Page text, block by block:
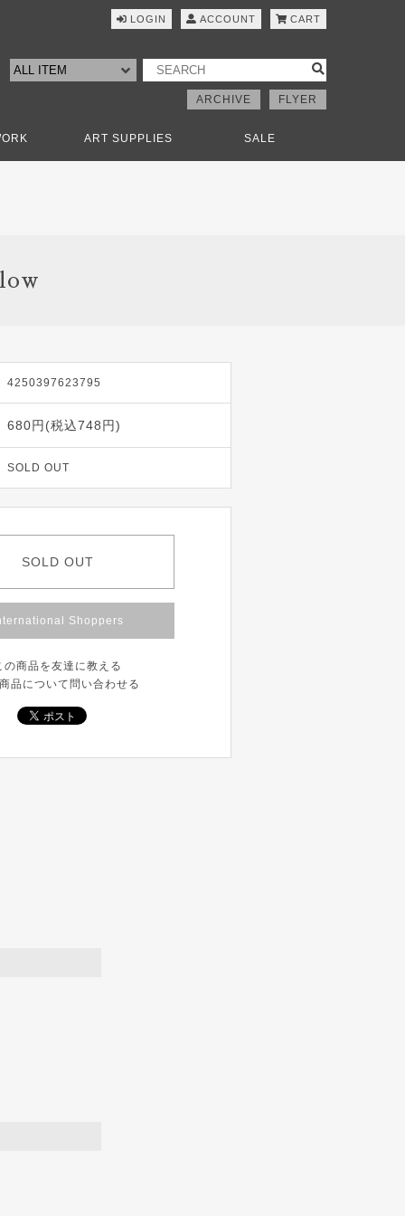
LOGIN ACCOUNT CART
ARCHIVE FLYER
ART SUPPLIES SALE
4250397623795
680円(税込748円)
SOLD OUT
SOLD OUT
Shoppers
の商品を友達に教える
品について問い合わせる